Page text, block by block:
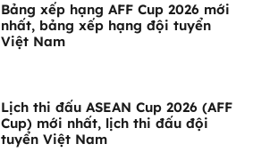
Bảng xếp hạng AFF Cup 2026 mới
nhất, bảng xếp hạng đội tuyển
Việt Nam
Lịch thi đấu ASEAN Cup 2026 (AFF
Cup) mới nhất, lịch thi đấu đội
tuyển Việt Nam